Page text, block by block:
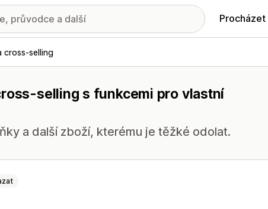
cross-selling
selling s funkcemi pro vlastní
a další zboží, kterému je těžké odolat.